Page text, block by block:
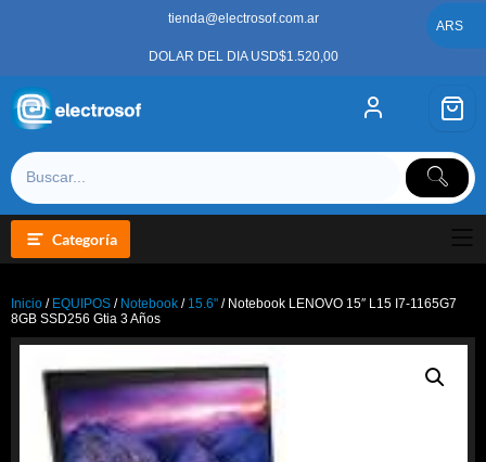
tienda@electrosof.com.ar
DOLAR DEL DIA USD$1.520,00
Categoría
Inicio / EQUIPOS / Notebook / 15.6" / Notebook LENOVO 15″ L15 I7-1165G7
8GB SSD256 Gtia 3 Años
ARS